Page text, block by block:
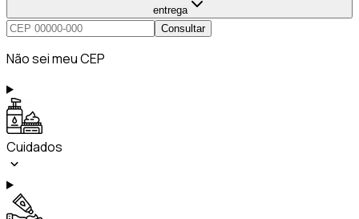
entrega
Consultar
Não sei meu CEP
Cuidados